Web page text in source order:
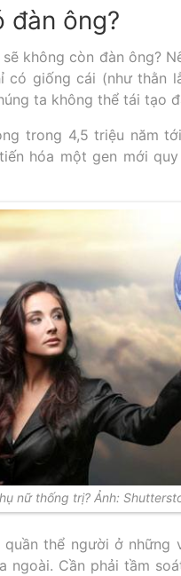
đàn ông?
không còn đàn ông?
có giống cái (như thằn
ta không thể tái tạo
trong 4,5 triệu năm
hóa một gen mới
nữ thống trị? Ảnh:
thể người ở những
ngoài. Cần phải tầm